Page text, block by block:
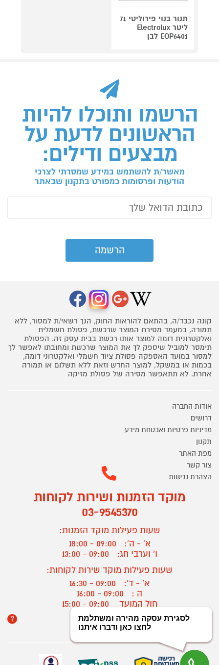
תנור בנוי פירוליטי 71
ליטר Electrolux
EOP6401 לבן
הרשמו ותוכלו להיות
הראשונים לדעת על
מבצעים ודילים:
מאשר/ת להשתמש במידע שמסרתי לצרכי
הודעות ופרסומות כמפורט בתקנון שבאתר
קונה נכבד/ה, בהתאם להוראות החוק, הנך רשאי/ת למסור, ללא
תמורה, במעמד מסירת המוצר שרכשת, פסולת חשמלית
ואלקטרונית דומה למוצר אותו רכשת בבית עסק זה. הפסולת
תימסר למוביל שיספק לך את המוצר שרכשת ומחובתו לאפשר לך
למסור במועד האספקה פסולת ציוד חשמלי ואלקטרוני דומה,
בכמות או במשקל, למוצר החדש וזאת ללא תשלום או תמורה
אחרת. לא תתאפשר מסירה של פסולת מזיקה
אודות החברה
דרושים
מדיניות פרטיות ואבטחת מידע
תקנון
מפת האתר
צור קשר
הצהרת נגישות
מוקד הזמנות ושירות לקוחות
03-9545370
שעות פעילות מוקד הזמנות:
א' - ה':
09:00 - 18:00
ו' וערבי חג:
09:00 - 13:00
שעות פעילות מוקד שירות לקוחות:
א' - ד':
09:00 - 16:30
ה :
09:00 - 16:00
חול המועד
? יצירת קשר/ביטול הזמנה